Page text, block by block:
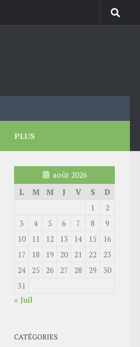
PLUS
août 2026
L
M M J V S
D
1
2
3
4 5 6 7 8
9
10
11 12 13 14 15
16
17
18 19 20 21 22
23
24
25 26 27 28 29
30
31
« Juil
CATÉGORIES